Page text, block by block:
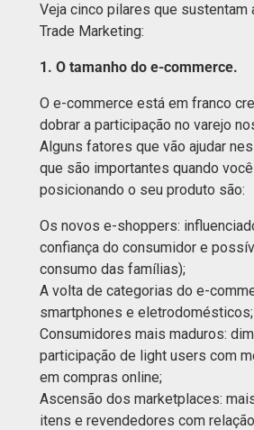
Veja cinco pilares que sustentam
Trade Marketing:
1. O tamanho do e-commerce.
O e-commerce está em franco
dobrar a participação no varejo
Alguns fatores que vão ajudar
que são importantes quando
posicionando o seu produto são:
Os novos e-shoppers:
confiança do consumidor e
consumo das famílias);
A volta de categorias do e-
smartphones e eletrodomésticos;
Consumidores mais maduros:
participação de light users com
em compras online;
Ascensão dos marketplaces:
itens e revendedores com